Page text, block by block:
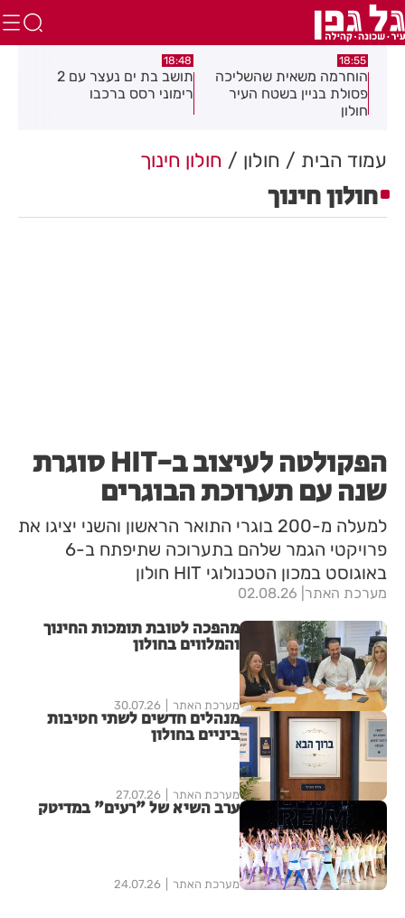
18:48
תושב בת ים נעצר עם 2
רימוני רסס ברכבו
16:21
יום שני ברציפות: שני שוהים
בלתי חוקיים אותרו ברמת גן
עמוד הבית חולון חולון חינוך
חולון חינוך
הפקולטה לעיצוב ב-HIT סוגרת
שנה עם תערוכת הבוגרים
למעלה מ-200 בוגרי התואר הראשון והשני יציגו את
פרויקטי הגמר שלהם בתערוכה שתיפתח ב-6
באוגוסט במכון הטכנולוגי HIT חולון
מערכת האתר 02.08.26
מהפכה לטובת תומכות החינוך
והמלווים בחולון
מערכת האתר 30.07.26
מנהלים חדשים לשתי חטיבות
ביניים בחולון
מערכת האתר 27.07.26
ערב השיא של "רעים" במדיטק
מערכת האתר 24.07.26